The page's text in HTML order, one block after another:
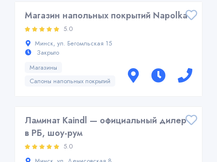
Магазин напольных покрытий Napolka
5.0
Минск, ул. Бегомльская 15
Закрыто
Магазины
Салоны напольных покрытий
Ламинат Kaindl — официальный дилер
в РБ, шоу-рум
5.0